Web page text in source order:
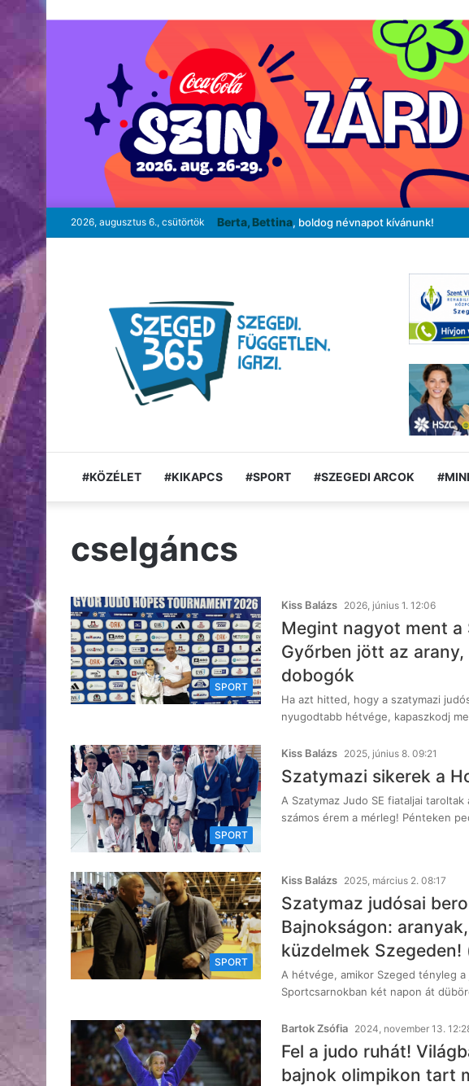
2026, augusztus 6., csütörtök Berta, Bettina, boldog névnapot kívánunk!
#KÖZÉLET #KIKAPCS #SPORT #SZEGEDI ARCOK
cselgáncs
SPORT
Kiss Balázs 2026, június 1. 12:06
Megint nagyot ment a
Győrben jött az
dobogók
Ha azt hitted, hogy a szatymazi
nyugodtabb hétvége, kapaszkodj
SPORT
Kiss Balázs 2025, június 8. 09:21
Szatymazi sikerek a
A Szatymaz Judo SE fiataljai
számos érem a mérleg! Pénteken
SPORT
Kiss Balázs 2025, március 2. 08:17
Szatymaz judósai
Bajnokságon:
küzdelmek Szegeden!
A hétvége, amikor Szeged tényleg
Sportcsarnokban két napon át
Bartok Zsófia 2024, november 13.
Fel a judo ruhát!
bajnok olimpikon tart